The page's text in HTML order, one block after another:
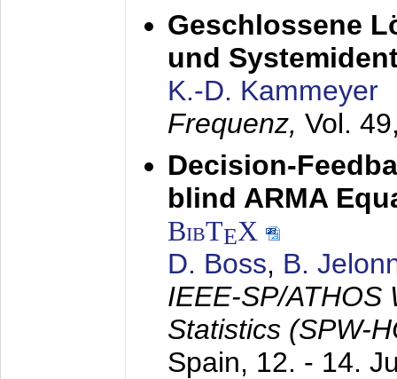
Geschlossene
und
K.-D. Kammeyer
Frequenz, Vol.
Decision-
blind ARMA
BibTEX
D. Boss, B.
IEEE-SP/ATHOS
Statistics (SPW-
Spain, 12. - 14.